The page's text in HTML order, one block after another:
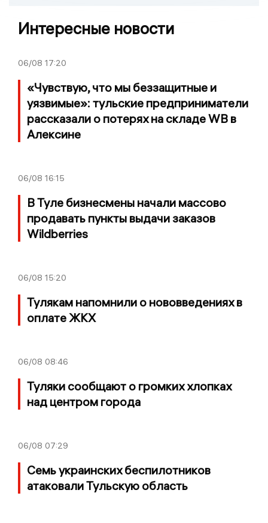
Интересные новости
06/08 17:20
«Чувствую, что мы беззащитные и
уязвимые»: тульские предприниматели
рассказали о потерях на складе WB в
Алексине
06/08 16:15
В Туле бизнесмены начали массово
продавать пункты выдачи заказов
Wildberries
06/08 15:20
Тулякам напомнили о нововведениях в
оплате ЖКХ
06/08 08:46
Туляки сообщают о громких хлопках
над центром города
06/08 07:29
Семь украинских беспилотников
атаковали Тульскую область